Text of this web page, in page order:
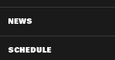
NEWS
SCHEDULE